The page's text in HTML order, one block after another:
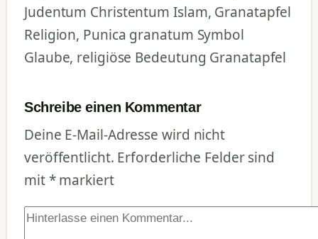
Judentum Christentum Islam, Granatapfel
Religion, Punica granatum Symbol
Glaube, religiöse Bedeutung Granatapfel
Schreibe einen Kommentar
Deine E-Mail-Adresse wird nicht
veröffentlicht. Erforderliche Felder sind
mit *markiert